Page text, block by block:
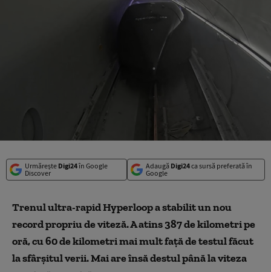
Urmărește Digi24în Google
Discover
Adaugă Digi24ca sursă preferată în
Google
Trenul ultra-rapid Hyperloop a stabilit un nou
record propriu de viteză. A atins 387 de kilometri pe
oră, cu 60 de kilometri mai mult faţă de testul făcut
la sfârşitul verii. Mai are însă destul până la viteza